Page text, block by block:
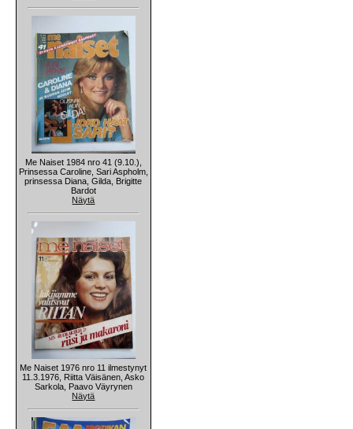
Me Naiset 1984 nro 41 (9.10.),
Prinsessa Caroline, Sari Aspholm,
prinsessa Diana, Gilda, Brigitte
Bardot
Näytä
Me Naiset 1976 nro 11 ilmestynyt
11.3.1976, Riitta Väisänen, Asko
Sarkola, Paavo Väyrynen
Näytä